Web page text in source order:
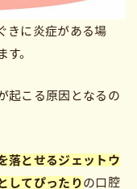
きに炎症がある場
。
起こる原因となるの
落とせるジェットウ
してぴったりの口腔